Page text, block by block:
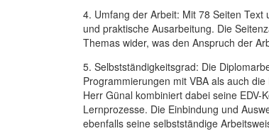
4. Umfang der Arbeit: Mit 78 Seiten
und praktische Ausarbeitung. Die
Themas wider, was den Anspruch der
5. Selbstständigkeitsgrad: Die
Programmierungen mit VBA als auch
Herr Günal kombiniert dabei seine
Lernprozesse. Die Einbindung und
ebenfalls seine selbstständige